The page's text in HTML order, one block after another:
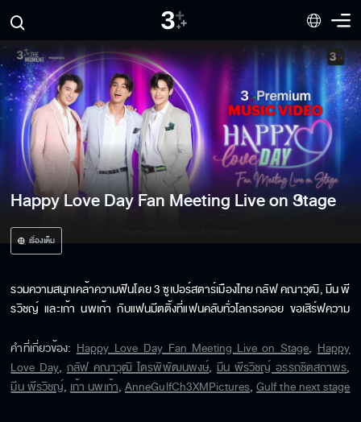
Happy Love Day Fan Meeting Live on Stage
เรื่องเต็ม
รวมความสนุกเคล้าความฟินโดย 3 ซูเปอร์สตาร์เมืองไทย กลัฟ คณาวุฒิ, มีน พี
รวิชญ์ และเก้า นพเก้า กับแฟนมีตติ้งที่แฟนคลับทั่วโลกรอคอย ขอเสิร์ฟความ
ขึ้น ส่งพลังบวกคูณ 3 จัดเต็มมากกว่า ร้อง พร้อมกว่า เต้น ไม่ได้มาเล่น เล่น
เพราะนี่คือ Exclusive Show 3Plus The Moment Happy Love Day Fan
Meeting Live on Stage
คำที่เกี่ยวข้อง: Happy Love Day Fan Meeting Live on Stage,Happy
Love Day, กลัฟ คณาวุฒิ ไตรพิพัฒนพงษ์,มีน พีรวิชญ์ อรรถชิตสถาพร,
มีน พีรวิชญ์,เก้า นพเก้า, AnneGulfCh3XMPictures,Gulf the next stage